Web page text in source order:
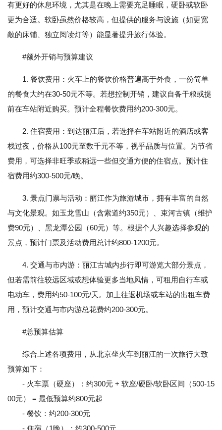
有更好的休息环境，尤其是在晚上需要充足睡眠，硬卧或软卧
更为合适。软卧虽然价格较高，但提供的服务与设施（如更宽
敞的床铺、独立阅读灯等）能显著提升旅行体验。
#额外开销与预算建议
1. 餐饮费用：火车上的餐饮价格普遍高于外食，一份简单
的餐食大约在30-50元不等。若想控制开销，建议自备干粮或提
前在车站附近购买。预计全程餐饮费用约200-300元。
2. 住宿费用：到达丽江后，若选择在车站附近的酒店或客
栈过夜，价格从100元至数千元不等，视乎品质与位置。为节省
费用，可选择非旺季或稍远一些但交通方便的住宿点。预计住
宿费用约300-500元/晚。
3. 景点门票与活动：丽江作为旅游城市，拥有丰富的自然
与文化景观。如玉龙雪山（含索道约350元）、束河古镇（维护
费90元）、黑龙潭公园（60元）等。根据个人兴趣选择参观的
景点，预计门票及活动费用总计约800-1200元。
4. 交通与市内游：丽江古城内步行即可游览大部分景点，
但若需前往较远区域或想体验更多当地风情，可租用自行车或
电动车，费用约50-100元/天。加上往返机场或车站的出租车费
用，预计交通与市内游总花费约200-300元。
#总预算估算
综合上述各项费用，从北京坐火车到丽江的一次旅行大致
预算如下：
- 火车票（硬座）：约300元 + 软座/硬卧/软卧区间（500-15
00元） = 最低预算约800元起
- 餐饮：约200-300元
- 住宿（1晚）：约300-500元